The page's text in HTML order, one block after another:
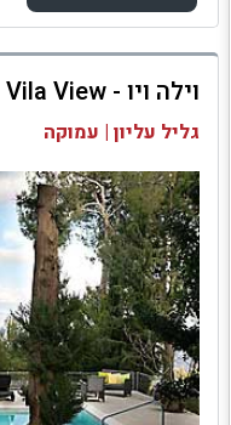
למתחם זה
בדיקת זמינות ומחירים
וילה ויו - Vila View
גליל עליון | עמוקה